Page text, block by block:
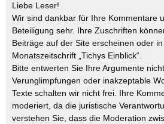
Liebe Leser!
Wir sind dankbar für Ihre Kommentare
Beteiligung sehr. Ihre Zuschriften
Beiträge auf der Site erscheinen oder
Monatszeitschrift „Tichys Einblick“.
Bitte entwerten Sie Ihre Argumente
Verunglimpfungen oder inakzeptable
Texte schalten wir nicht frei. Ihre
moderiert, da die juristische
verstehen Sie, dass die Moderation